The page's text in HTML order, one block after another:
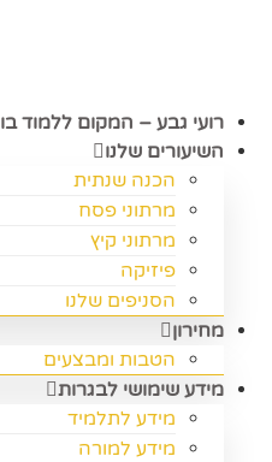
רועי גבע – המקום ללמוד בו
השיעורים שלנו
הכנה שנתית
מרתוני פסח
מרתוני קיץ
פיזיקה
הסניפים שלנו
מחירון
הטבות ומבצעים
מידע שימושי לבגרות
מידע לתלמיד
מידע למורה